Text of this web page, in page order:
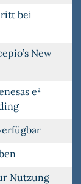
bei
New
e²
Nutzung